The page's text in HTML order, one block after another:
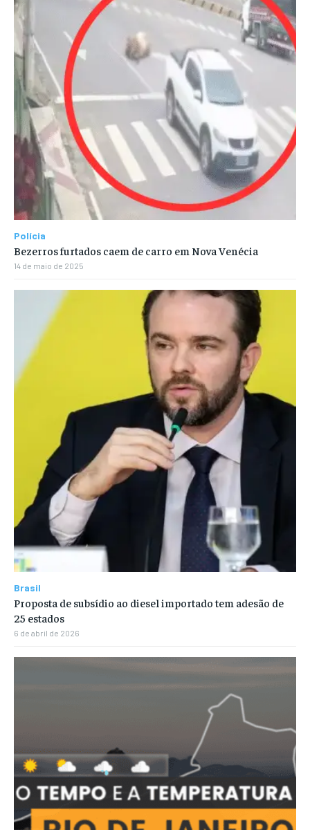
Polícia
Bezerros furtados caem de carro em Nova Venécia
14 de maio de 2025
Brasil
Proposta de subsídio ao diesel importado tem adesão de
25 estados
6 de abril de 2026